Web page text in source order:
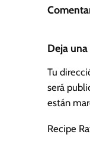
Deja
Tu
será
están
Recipe